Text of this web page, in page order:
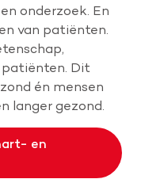
onderzoek. En
van patiënten.
patiënten. Dit
én mensen
langer gezond.
en